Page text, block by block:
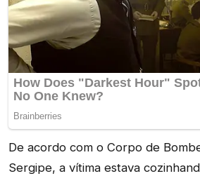
De acordo com o Corpo de
Sergipe, a vítima estava